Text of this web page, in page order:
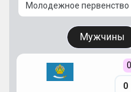
Молодежное первенство
Мужчины
0